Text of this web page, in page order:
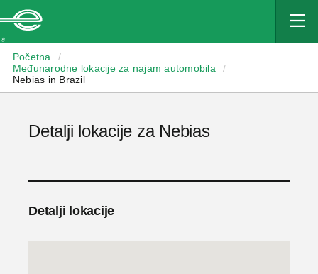
Početna
/
Međunarodne lokacije za najam automobila
/
Nebias in Brazil
Detalji lokacije za Nebias
Detalji lokacije